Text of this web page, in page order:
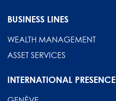
BUSINESS LINES
WEALTH MANAGEMENT
ASSET SERVICES
INTERNATIONAL PRESENCE